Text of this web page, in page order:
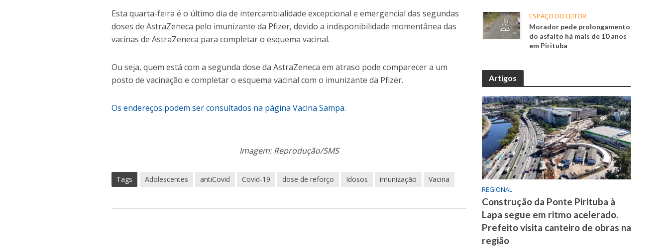
Esta quarta-feira é o último dia de intercambialidade excepcional e emergencial das segundas
doses de AstraZeneca pelo imunizante da Pfizer, devido a indisponibilidade momentânea das
vacinas de AstraZeneca para completar o esquema vacinal.
Ou seja, quem está com a segunda dose da AstraZeneca em atraso pode comparecer a um
posto de vacinação e completar o esquema vacinal com o imunizante da Pfizer.
Os endereços podem ser consultados na página Vacina Sampa.
Imagem: Reprodução/SMS
Tags Adolescentes antiCovid Covid-19 dose de reforço Idosos imunização Vacina
ESPAÇO DO LEITOR
Morador pede prolongamento
do asfalto há mais de 10 anos
em Pirituba
Artigos
REGIONAL
Construção da Ponte Pirituba à
Lapa segue em ritmo acelerado.
Prefeito visita canteiro de obras na
região